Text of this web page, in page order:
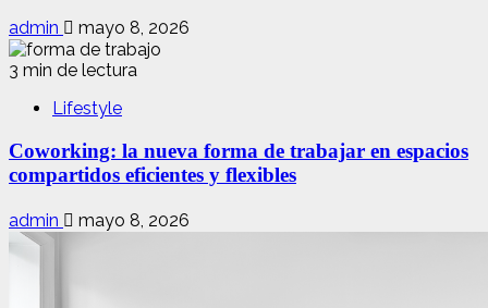
admin mayo 8, 2026
3 min de lectura
Lifestyle
Coworking: la nueva forma de trabajar en espacios
compartidos eficientes y flexibles
admin mayo 8, 2026